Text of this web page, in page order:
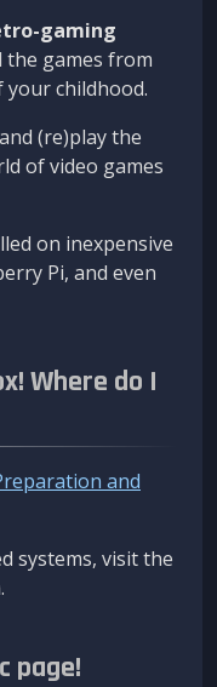
gaming
games from
childhood.
(re)play the
of video games
on inexpensive
Pi, and even
Where do I
and
systems, visit the
page!